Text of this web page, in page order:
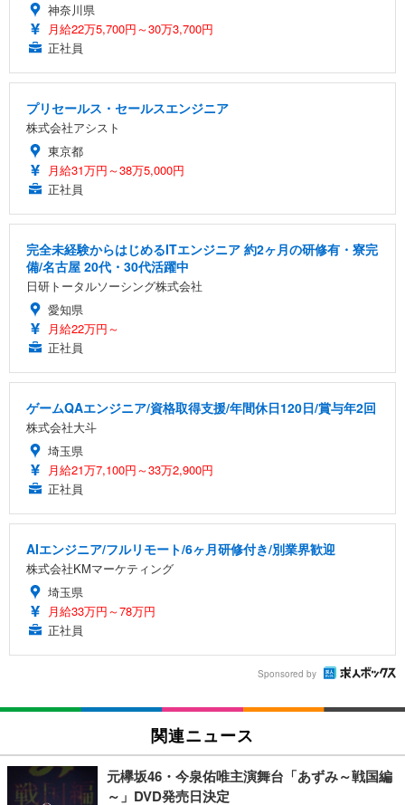
神奈川県
月給22万5,700円～30万3,700円
正社員
プリセールス・セールスエンジニア
株式会社アシスト
東京都
月給31万円～38万5,000円
正社員
完全未経験からはじめるITエンジニア 約2ヶ月の研修有・寮完
備/名古屋 20代・30代活躍中
日研トータルソーシング株式会社
愛知県
月給22万円～
正社員
ゲームQAエンジニア/資格取得支援/年間休日120日/賞与年2回
株式会社大斗
埼玉県
月給21万7,100円～33万2,900円
正社員
AIエンジニア/フルリモート/6ヶ月研修付き/別業界歓迎
株式会社KMマーケティング
埼玉県
月給33万円～78万円
正社員
Sponsored by
関連ニュース
元欅坂46・今泉佑唯主演舞台「あずみ～戦国編
～」DVD発売日決定